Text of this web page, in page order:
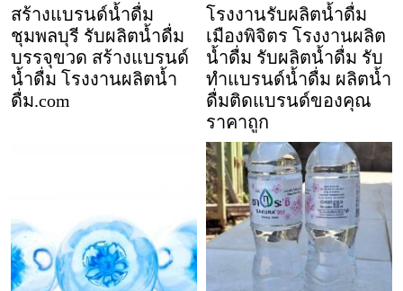
สร้างแบรนด์น้ำดื่ม
ชุมพลบุรี รับผลิตน้ำดื่ม
บรรจุขวด สร้างแบรนด์
น้ำดื่ม โรงงานผลิตน้ำ
ดื่ม.com
โรงงานรับผลิตน้ำดื่ม
เมืองพิจิตร โรงงานผลิต
น้ำดื่ม รับผลิตน้ำดื่ม รับ
ทำแบรนด์น้ำดื่ม ผลิตน้ำ
ดื่มติดแบรนด์ของคุณ
ราคาถูก